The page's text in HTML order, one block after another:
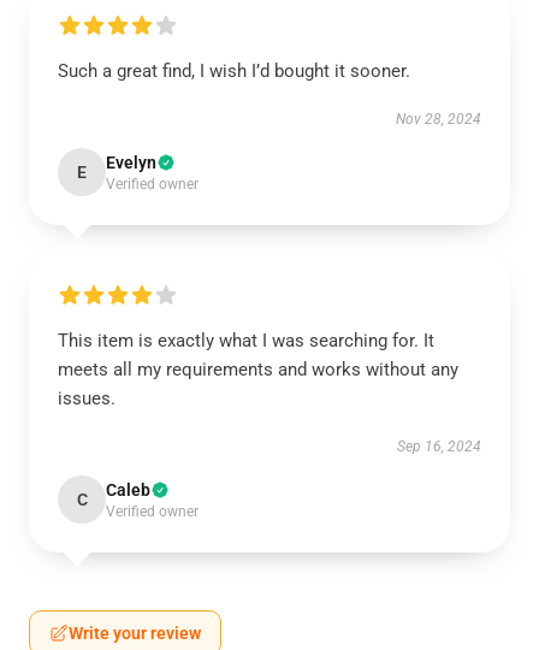
Such a great find, I wish I’d bought it sooner.
Nov 28, 2024
E Evelyn
Verified owner
This item is exactly what I was searching for. It
meets all my requirements and works without any
issues.
Sep 16, 2024
C Caleb
Verified owner
Write your review